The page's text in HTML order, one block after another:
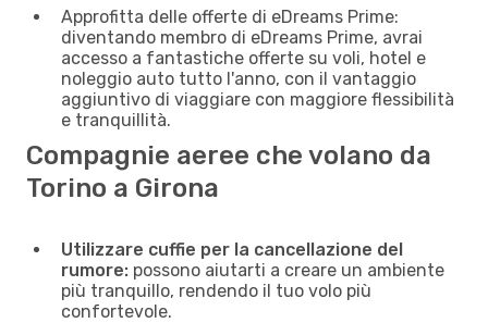
Approfitta delle offerte di eDreams Prime:
diventando membro di eDreams Prime, avrai
accesso a fantastiche offerte su voli, hotel e
noleggio auto tutto l'anno, con il vantaggio
aggiuntivo di viaggiare con maggiore flessibilità
e tranquillità.
Compagnie aeree che volano da
Torino a Girona
Utilizzare cuffie per la cancellazione del
rumore: possono aiutarti a creare un ambiente
più tranquillo, rendendo il tuo volo più
confortevole.